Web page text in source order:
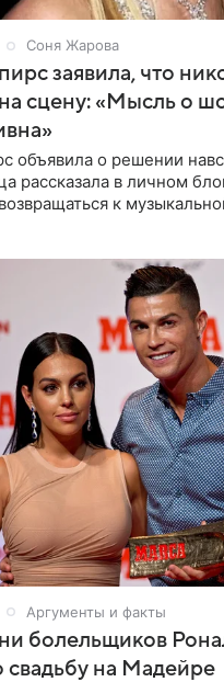
Соня Жарова
заявила, что
сцену: «Мысль о
объявила о решении
рассказала в личном
к
Аргументы и факты
болельщиков
свадьбу на Мадейре